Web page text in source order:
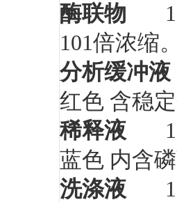
酶联物
101倍浓缩
分析缓冲液
红色 含稳
稀释液
蓝色 内含
洗涤液